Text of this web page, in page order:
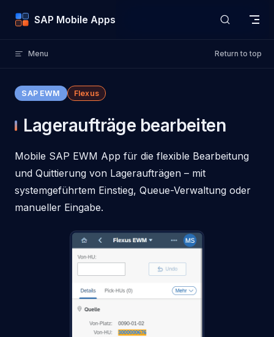
Skip to content
SAP Mobile Apps
Menu Return to top
SAP EWM Flexus
Lageraufträge bearbeiten
Mobile SAP EWM App für die flexible Bearbeitung
und Quittierung von Lageraufträgen – mit
systemgeführtem Einstieg, Queue-Verwaltung oder
manueller Eingabe.